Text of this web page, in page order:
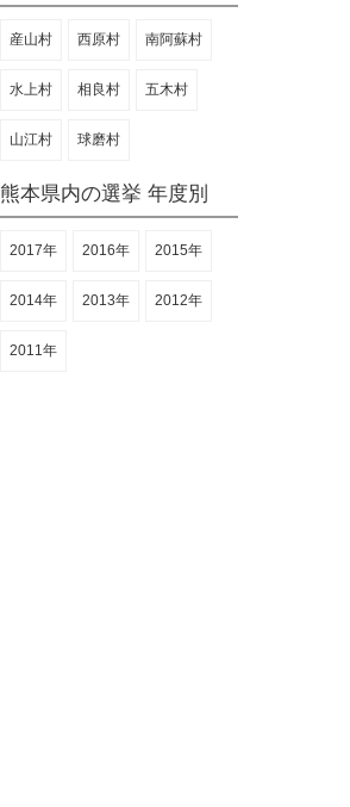
産山村 西原村 南阿蘇村
水上村 相良村 五木村
山江村 球磨村
熊本県内の選挙 年度別
2017年 2016年 2015年
2014年 2013年 2012年
2011年